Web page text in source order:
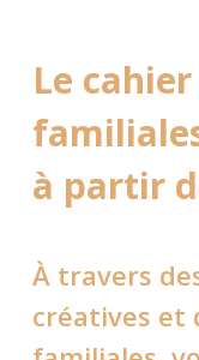
Le
à partir
À travers
créatives et